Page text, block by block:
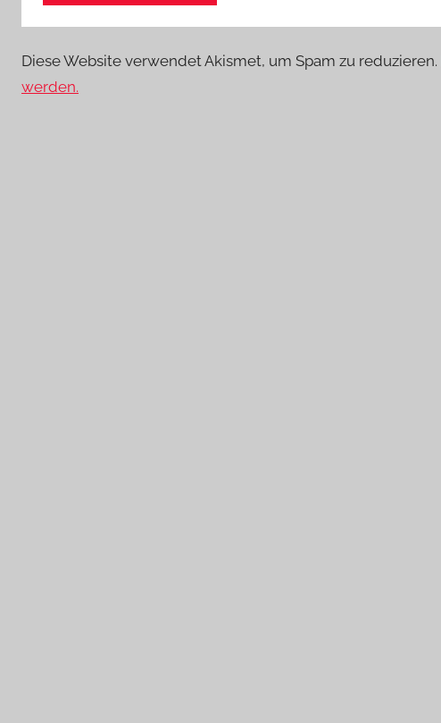
Diese Website verwendet Akismet, um Spam zu reduzieren.
werden.